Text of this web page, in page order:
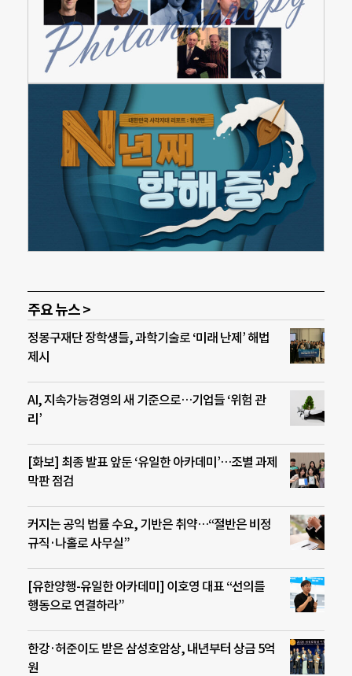
주요 뉴스 >
정몽구재단 장학생들, 과학기술로 ‘미래 난제’ 해법
제시
AI, 지속가능경영의 새 기준으로…기업들 ‘위험 관
리’
[화보] 최종 발표 앞둔 ‘유일한 아카데미’…조별 과제
막판 점검
커지는 공익 법률 수요, 기반은 취약…“절반은 비정
규직·나홀로 사무실”
[유한양행-유일한 아카데미] 이호영 대표 “선의를
행동으로 연결하라”
한강·허준이도 받은 삼성호암상, 내년부터 상금 5억
원